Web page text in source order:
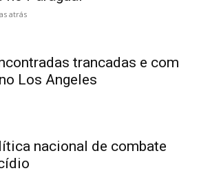
atrás
trancadas e com
Los Angeles
nacional de combate